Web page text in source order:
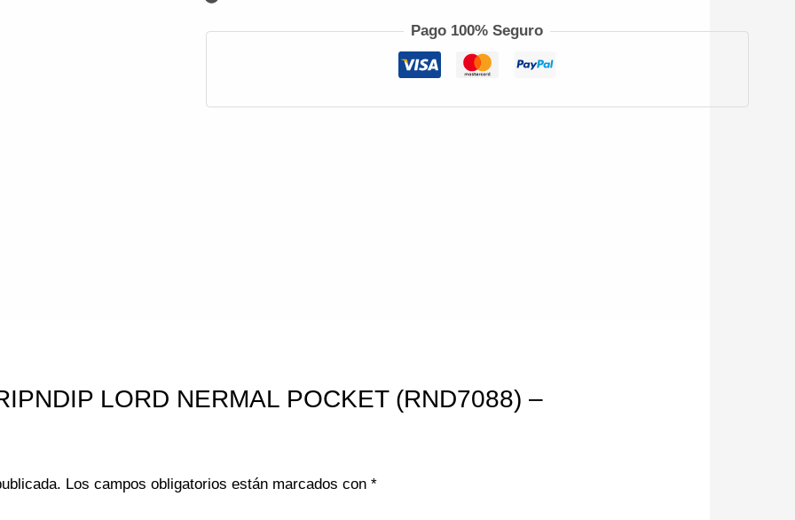
Pago 100% Seguro
LORD NERMAL POCKET (RND7088) –
Los campos obligatorios están marcados con*